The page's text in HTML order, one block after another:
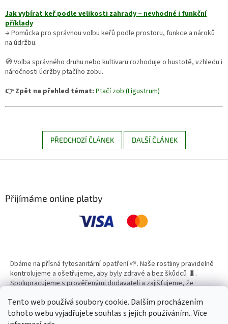
Tento web používá soubory cookie. Dalším procházením
tohoto webu vyjadřujete souhlas s jejich používáním.. Více
Jak vybírat keř podle velikosti zahrady – nevhodné i funkční
příklady
→ Pomůcka pro správnou volbu keřů podle prostoru, funkce a nároků
na údržbu.
🧭 Volba správného druhu nebo kultivaru rozhoduje o hustotě, vzhledu i
náročnosti údržby ptačího zobu.
👉 Zpět na přehled témat: Ptačí zob (Ligustrum)
PŘEDCHOZÍ ČLÁNEK DALŠÍ ČLÁNEK
Přijímáme online platby
Dbáme na přísná fytosanitární opatření 🌱. Naše rostliny pravidelně
kontrolujeme a ošetřujeme, aby byly zdravé a bez škůdců 🐛.
Spolupracujeme s prověřenými dodavateli a zajišťujeme, že